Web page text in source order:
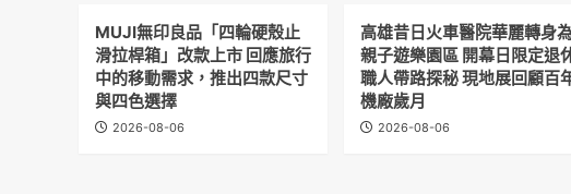
MUJI無印良品「四輪硬殼止
滑拉桿箱」改款上市 回應旅行
中的移動需求，推出四款尺寸
與四色選擇
2026-08-06
高雄昔日火車醫院華麗轉身
親子遊樂園區 開幕日限定退
職人帶路探秘 現地展回顧百
機廠歲月
2026-08-06